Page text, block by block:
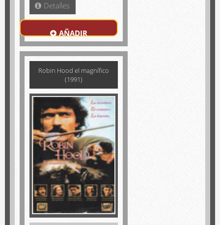
Detalles
AÑADIR
Robin Hood el magnífico
(1991)